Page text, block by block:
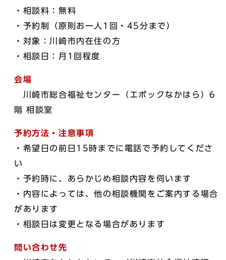
・相談料：無料
・予約制（原則お一人1回・45分まで）
・対象：川崎市内在住の方
・相談日：月1回程度
会場
川崎市総合福祉センター（エポックなかはら）6
階 相談室
予約方法・注意事項
・希望日の前日15時までに電話で予約してくださ
い
・予約時に、あらかじめ相談内容を伺います
・内容によっては、他の相談機関をご案内する場合
があります
・相談日は変更となる場合があります
問い合わせ先